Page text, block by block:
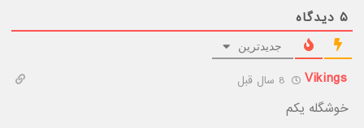
۵ دیدگاه
جدیدترین
Vikings 8 سال قبل
خوشگله یکم